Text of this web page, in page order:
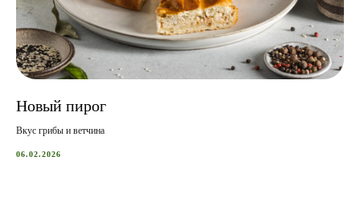
Новый пирог
Вкус грибы и ветчина
06.02.2026